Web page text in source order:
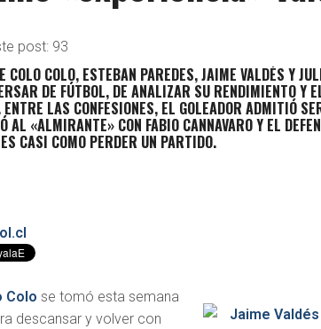
post: 93
COLO COLO, ESTEBAN PAREDES, JAIME VALDÉS Y
DE FÚTBOL, DE ANALIZAR SU RENDIMIENTO Y
LAS CONFESIONES, EL GOLEADOR ADMITIÓ
AL «ALMIRANTE» CON FABIO CANNAVARO Y EL
CASI COMO PERDER UN PARTIDO.
Colo se tomó esta semana
descansar y volver con